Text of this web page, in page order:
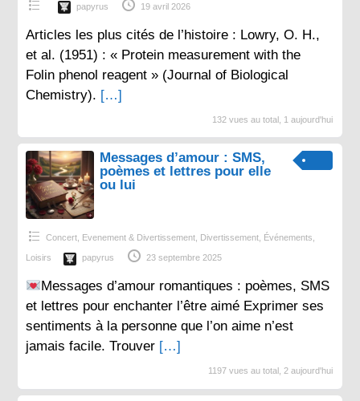
papyrus 19 avril 2026
Articles les plus cités de l’histoire : Lowry, O. H.,
et al. (1951) : « Protein measurement with the
Folin phenol reagent » (Journal of Biological
Chemistry). […]
132 vues au total, 1 aujourd'hui
Messages d’amour : SMS,
poèmes et lettres pour elle
ou lui
Concert, Evenement & Divertissement, Divertissement, Événements,
Loisirs papyrus 23 septembre 2025
Messages d’amour romantiques : poèmes, SMS
et lettres pour enchanter l’être aimé Exprimer ses
sentiments à la personne que l’on aime n’est
jamais facile. Trouver […]
1197 vues au total, 2 aujourd'hui